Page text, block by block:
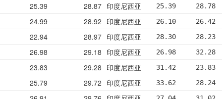
25.39 28.87 印度尼西亚 25.39
24.99 28.92 印度尼西亚 26.10
22.94 28.97 印度尼西亚 28.30
26.98 29.18 印度尼西亚 26.98
23.83 29.28 印度尼西亚 31.42
25.79 29.72 印度尼西亚 33.62